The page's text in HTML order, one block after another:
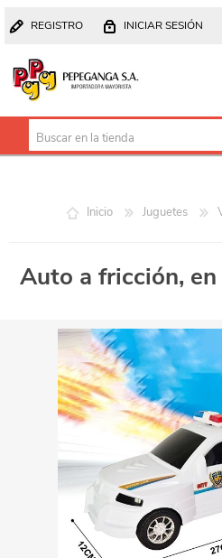
REGISTRO INICIAR SESIÓN
Inicio Juguetes
Auto a fricción,